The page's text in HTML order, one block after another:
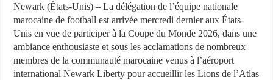
Newark (États-Unis) – La délégation de l’équipe nationale
marocaine de football est arrivée mercredi dernier aux États-
Unis en vue de participer à la Coupe du Monde 2026, dans une
ambiance enthousiaste et sous les acclamations de nombreux
membres de la communauté marocaine venus à l’aéroport
international Newark Liberty pour accueillir les Lions de l’Atlas